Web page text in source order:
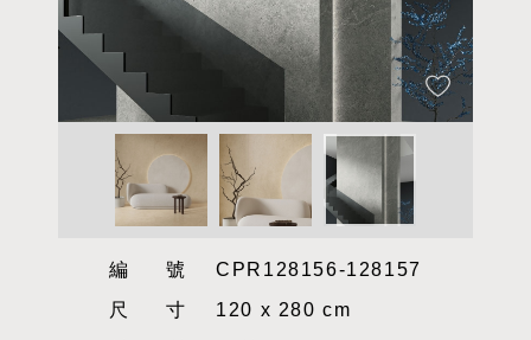
編號CPR128156-128157
尺寸120 x 280 cm